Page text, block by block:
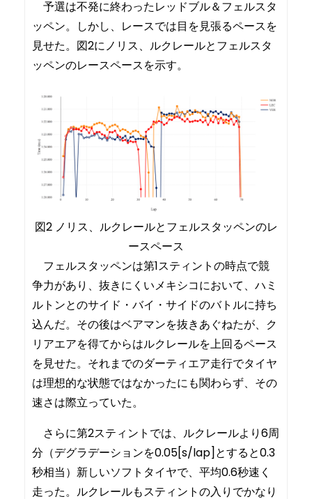
予選は不発に終わったレッドブル＆フェルスタ
ッペン。しかし、レースでは目を見張るペースを
見せた。図2にノリス、ルクレールとフェルスタ
ッペンのレースペースを示す。
図2 ノリス、ルクレールとフェルスタッペンのレ
ースペース
フェルスタッペンは第1スティントの時点で競
争力があり、抜きにくいメキシコにおいて、ハミ
ルトンとのサイド・バイ・サイドのバトルに持ち
込んだ。その後はベアマンを抜きあぐねたが、ク
リアエアを得てからはルクレールを上回るペース
を見せた。それまでのダーティエア走行でタイヤ
は理想的な状態ではなかったにも関わらず、その
速さは際立っていた。
さらに第2スティントでは、ルクレールより6周
分（デグラデーションを0.05[s/lap]とすると0.3
秒相当）新しいソフトタイヤで、平均0.6秒速く
走った。ルクレールもスティントの入りでかなり